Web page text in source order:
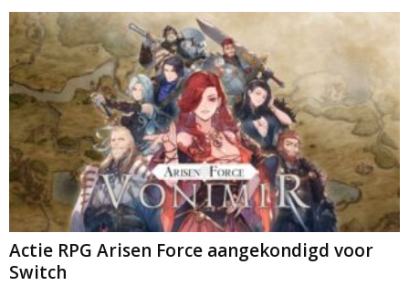
Actie RPG Arisen Force aangekondigd voor
Switch